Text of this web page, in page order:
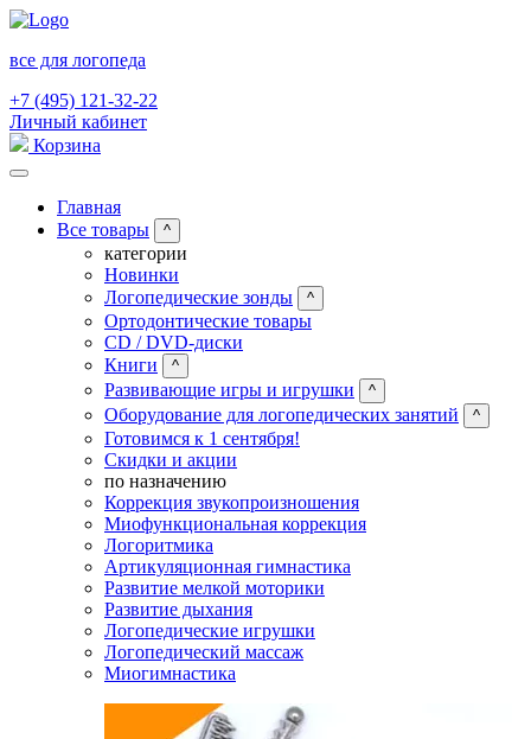
все для логопеда
+7 (495) 121-32-22
Личный кабинет
Корзина
Главная
Все товары
^
категории
Новинки
Логопедические зонды
^
Ортодонтические товары
CD / DVD-диски
Книги
^
Развивающие игры и игрушки ^
Оборудование для логопедических занятий ^
Готовимся к 1 сентября!
Скидки и акции
по назначению
Коррекция звукопроизношения
Миофункциональная коррекция
Логоритмика
Артикуляционная гимнастика
Развитие мелкой моторики
Развитие дыхания
Логопедические игрушки
Логопедический массаж
Миогимнастика